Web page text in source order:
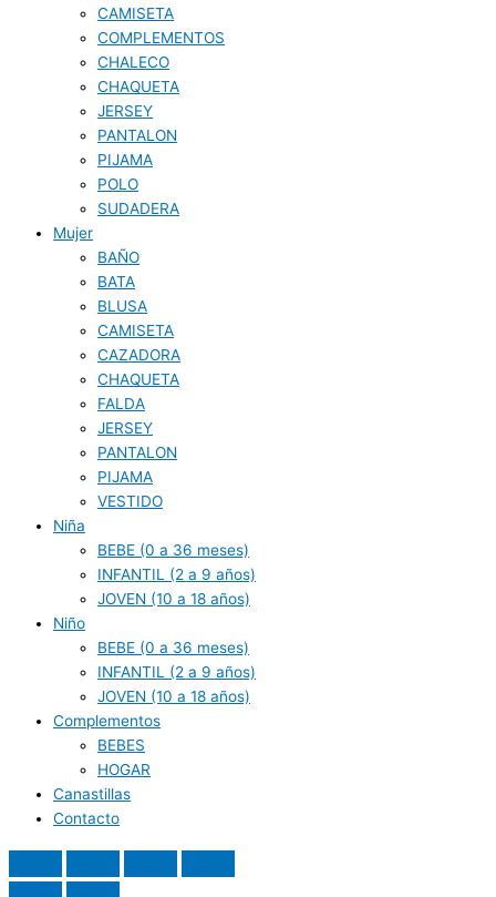
CAMISETA
COMPLEMENTOS
CHALECO
CHAQUETA
JERSEY
PANTALON
PIJAMA
POLO
SUDADERA
Mujer
BAÑO
BATA
BLUSA
CAMISETA
CAZADORA
CHAQUETA
FALDA
JERSEY
PANTALON
PIJAMA
VESTIDO
Niña
BEBE (0 a 36 meses)
INFANTIL (2 a 9 años)
JOVEN (10 a 18 años)
Niño
BEBE (0 a 36 meses)
INFANTIL (2 a 9 años)
JOVEN (10 a 18 años)
Complementos
BEBES
HOGAR
Canastillas
Contacto